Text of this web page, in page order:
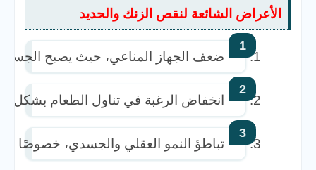
الأعراض الشائعة لنقص الزنك والحديد
ضعف الجهاز المناعي، حيث يصبح الجسم
انخفاض الرغبة في تناول الطعام
تباطؤ النمو العقلي والجسدي، خصوصًا